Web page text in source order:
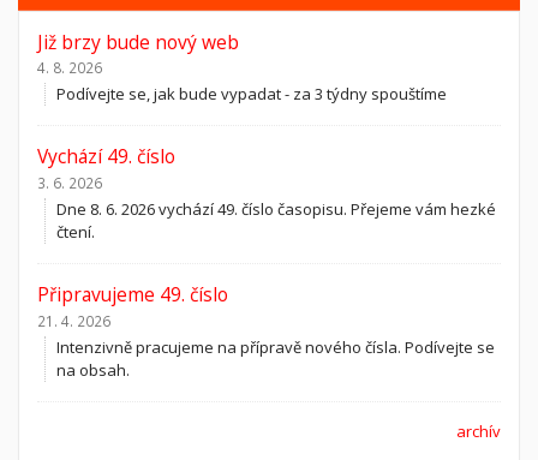
Již brzy bude nový web
4. 8. 2026
Podívejte se, jak bude vypadat - za 3 týdny spouštíme
Vychází 49. číslo
3. 6. 2026
Dne 8. 6. 2026 vychází 49. číslo časopisu. Přejeme vám hezké
čtení.
Připravujeme 49. číslo
21. 4. 2026
Intenzivně pracujeme na přípravě nového čísla. Podívejte se
na obsah.
archív